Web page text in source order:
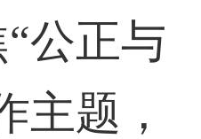
公正与
主题，